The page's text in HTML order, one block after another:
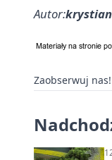
Autor:krystian
Zaobserwuj nas!